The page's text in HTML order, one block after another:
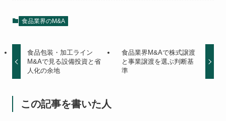
食品業界のM&A
食品包装・加工ライン
M&Aで見る設備投資と省
人化の余地
食品業界M&Aで株式譲渡
と事業譲渡を選ぶ判断基
準
この記事を書いた人